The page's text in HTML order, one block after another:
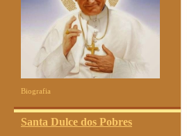
Biografia
Santa Dulce dos Pobres